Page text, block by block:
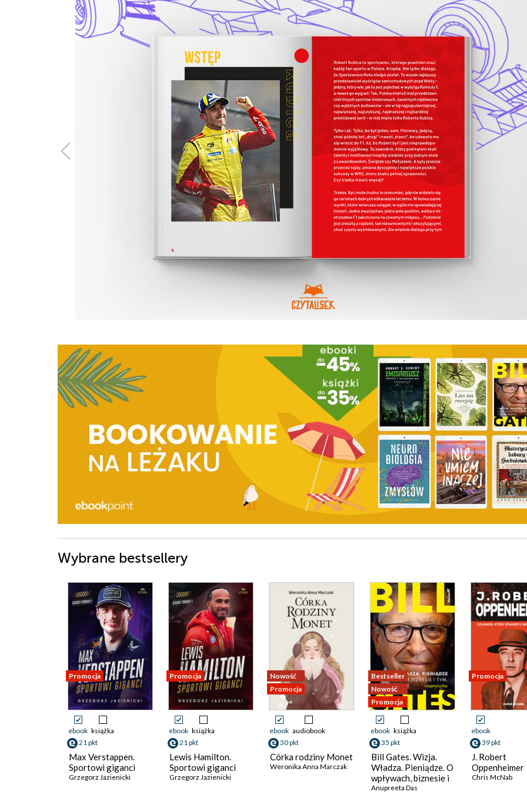
Wybrane bestsellery
Promocja
ebook książka
21 pkt
Max Verstappen.
Sportowi giganci
Grzegorz Jazienicki
Promocja
ebook książka
21 pkt
Lewis Hamilton.
Sportowi giganci
Grzegorz Jazienicki
Nowość
Promocja
ebook audiobook
30 pkt
Córka rodziny Monet
Weronika Anna Marczak
Bestseller
Nowość
Promocja
ebook książka
35 pkt
Bill Gates. Wizja.
Władza. Pieniądze. O
wpływach, biznesie i
tym, co niejawne
Anupreeta Das
Promocja
ebook
39 pkt
J. Robert
Oppenheimer
Chris McNab